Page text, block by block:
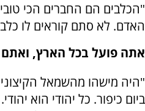
"הכלבים הם החברים הכי
האדם. לא סתם קוראים לו
אתה פועל בכל הארץ,
"היה מישהו מהשמאל
ביום כיפור. כל יהודי הוא